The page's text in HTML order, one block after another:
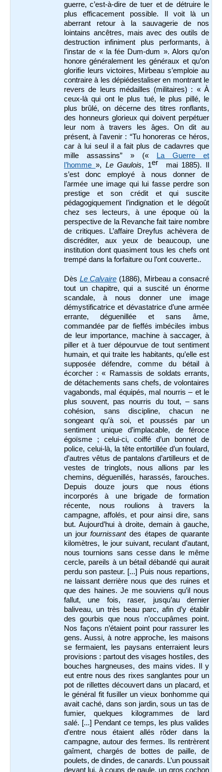
guerre, c’est-à-dire de tuer et de détruire le
plus efficacement possible. Il voit là un
aberrant retour à la sauvagerie de nos
lointains ancêtres, mais avec des outils de
destruction infiniment plus performants, à
l’instar de « la fée Dum-dum ». Alors qu’on
honore généralement les généraux et qu’on
glorifie leurs victoires, Mirbeau s’emploie au
contraire à les dépiédestaliser en montrant le
revers de leurs médailles (militaires) : « À
ceux-là qui ont le plus tué, le plus pillé, le
plus brûlé, on décerne des titres ronflants,
des honneurs glorieux qui doivent perpétuer
leur nom à travers les âges. On dit au
présent, à l’avenir : “Tu honoreras ce héros,
car à lui seul il a fait plus de cadavres que
mille assassins” » («
La Guerre et
l’homme », Le Gaulois, 1er mai 1885). Il
s’est donc employé à nous donner de
l’armée une image qui lui fasse perdre son
prestige et son crédit et qui suscite
pédagogiquement l’indignation et le dégoût
chez ses lecteurs, à une époque où la
perspective de la Revanche fait taire nombre
de critiques. L’affaire Dreyfus achèvera de
discréditer, aux yeux de beaucoup, une
institution dont quasiment tous les chefs ont
trempé dans la forfaiture ou l’ont couverte..
Dès Le Calvaire (1886), Mirbeau a consacré
tout un chapitre, qui a suscité un énorme
scandale, à nous donner une image
démystificatrice et dévastatrice d’une armée
errante, déguenillée et sans âme,
commandée par de fieffés imbéciles imbus
de leur importance, machine à saccager, à
piller et à tuer dépourvue de tout sentiment
humain, et qui traite les habitants, qu’elle est
supposée défendre, comme du bétail à
écorcher : « Ramassis de soldats errants,
de détachements sans chefs, de volontaires
vagabonds, mal équipés, mal nourris – et le
plus souvent, pas nourris du tout, – sans
cohésion, sans discipline, chacun ne
songeant qu’à soi, et poussés par un
sentiment unique d’implacable, de féroce
égoïsme ; celui-ci, coiffé d’un bonnet de
police, celui-là, la tête entortillée d’un foulard,
d’autres vêtus de pantalons d’artilleurs et de
vestes de tringlots, nous allions par les
chemins, déguenillés, harassés, farouches.
Depuis douze jours que nous étions
incorporés à une brigade de formation
récente, nous roulions à travers la
campagne, affolés, et pour ainsi dire, sans
but. Aujourd’hui à droite, demain à gauche,
un jourfournissantdes étapes de quarante
kilomètres, le jour suivant, reculant d’autant,
nous tournions sans cesse dans le même
cercle, pareils à un bétail débandé qui aurait
perdu son pasteur. [...] Puis nous repartions,
ne laissant derrière nous que des ruines et
que des haines. Je me souviens qu’il nous
fallut, une fois, raser, jusqu’au dernier
baliveau, un très beau parc, afin d’y établir
des gourbis que nous n’occupâmes point.
Nos façons n’étaient point pour rassurer les
gens. Aussi, à notre approche, les maisons
se fermaient, les paysans enterraient leurs
provisions : partout des visages hostiles, des
bouches hargneuses, des mains vides. Il y
eut entre nous des rixes sanglantes pour un
pot de rillettes découvert dans un placard, et
le général fit fusiller un vieux bonhomme qui
avait caché, dans son jardin, sous un tas de
fumier, quelques kilogrammes de lard
salé. [...] Pendant ce temps, les plus valides
d’entre nous étaient allés rôder dans la
campagne, autour des fermes. Ils rentrèrent
gaîment, chargés de bottes de paille, de
poulets, de dindes, de canards. L’un poussait
devant lui, à coups de gaule, un gros cochon